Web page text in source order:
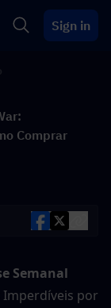
Sign in
Comprar
Semanal
por